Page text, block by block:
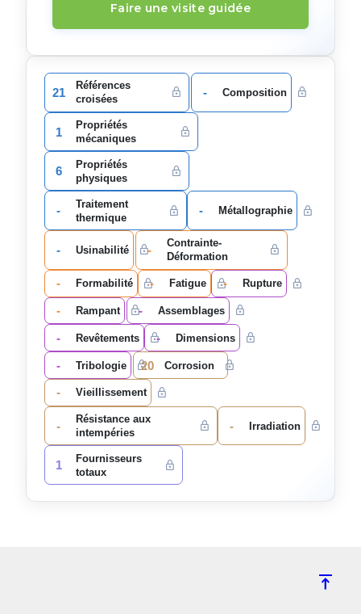
Faire une visite guidée
21
Références
croisées
- Composition
1
Propriétés
mécaniques
6
Propriétés
physiques
-
Traitement
thermique
- Métallographie
- Usinabilité -
Contrainte-
Déformation
- Formabilité - Fatigue - Rupture
- Rampant - Assemblages
- Revêtements - Dimensions
- Tribologie 20 Corrosion
- Vieillissement
-
Résistance aux
intempéries
- Irradiation
1
Fournisseurs
totaux
vertical_align_top